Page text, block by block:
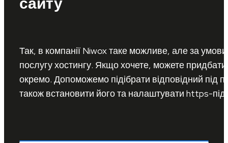
Так, в компанії Niwox таке можливе, але за
послугу хостингу. Якщо хочете, можете
окремо. Допоможемо підібрати відповідний під
також встановити його та налаштувати https-